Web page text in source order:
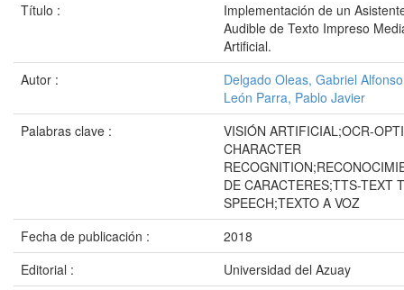
Título :
Implementación de un
Audible de Texto Impreso
Artificial.
Autor :
Delgado Oleas, Gabriel Alfonso
León Parra, Pablo Javier
Palabras clave :
VISIÓN ARTIFICIAL;OCR-
CHARACTER
DE CARACTERES;TTS-TEXT
SPEECH;TEXTO A VOZ
Fecha de publicación :
2018
Editorial :
Universidad del Azuay